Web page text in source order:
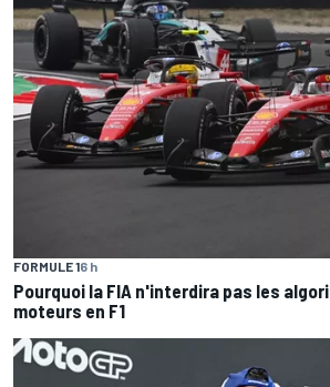
FORMULE 16 h
Pourquoi la FIA n'interdira pas les
moteurs en F1